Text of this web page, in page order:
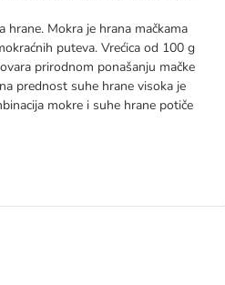
Mokra je hrana mačkama
puteva. Vrećica od 100 g
prirodnom ponašanju mačke
prednost suhe hrane visoka je
mokre i suhe hrane potiče